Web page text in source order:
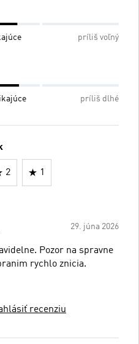
príliš voľný
príliš dlhé
2 1
29. júna 2026
Pozor na spravne
rychlo znicia.
recenziu